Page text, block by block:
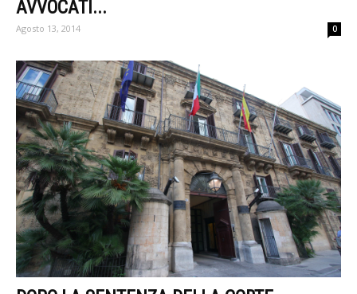
AVVOCATI...
Agosto 13, 2014 0